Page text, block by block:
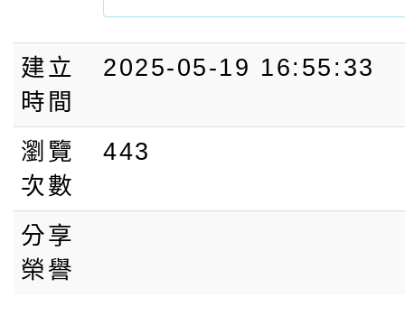
建立
時間
2025-05-19 16:55:33
瀏覽
次數
443
分享
榮譽